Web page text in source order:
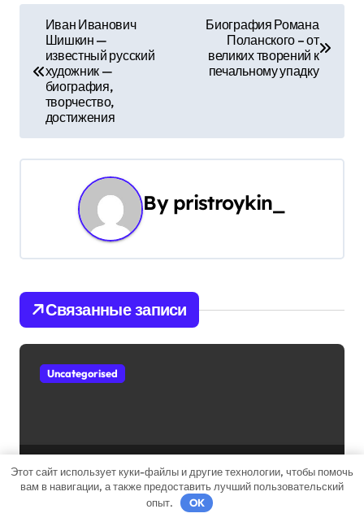
г
и
я
п
о
п
и
Иван Иванович
Шишкин —
известный русский
художник —
биография,
творчество,
достижения
Биография Романа
Поланского – от
великих творений к
печальному упадку
By pristroykin_
Связанные записи
Uncategorised
Михаил Задорнов — талантливый
артист и его увлекательная
биография — выдающиеся
Мар 17, 2022
Этот сайт использует куки-файлы и другие технологии, чтобы помочь
вам в навигации, а также предоставить лучший пользовательский
опыт.
OK